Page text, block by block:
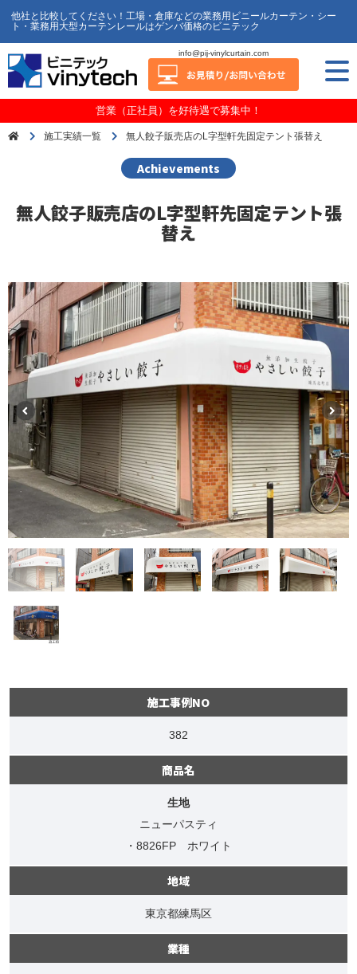
他社と比較してください！工場・倉庫などの業務用ビニールカーテン・シー
ト・業務用大型カーテンレールはゲンバ価格のビニテック
info@pij-vinylcurtain.com
営業（正社員）を好待遇で募集中！
施工実績一覧 無人餃子販売店のL字型軒先固定テント張替え
Achievements
無人餃子販売店のL字型軒先固定テント張
替え
施工事例NO
382
商品名
生地
ニューパスティ
・8826FP ホワイト
地域
東京都練馬区
業種